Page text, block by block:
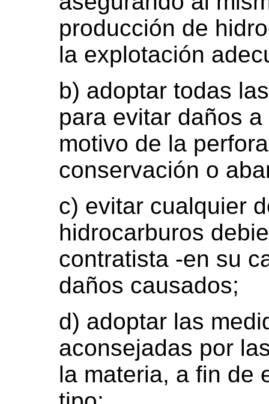
producción de
la explotación
b) adoptar todas
para evitar daños
motivo de la
conservación o
c) evitar cualquier
hidrocarburos
contratista -en su
daños causados;
d) adoptar las
aconsejadas por
la materia, a fin de